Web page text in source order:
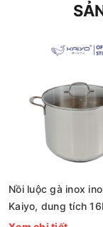
Nồi luộc gà inox
Kaiyo, dung tích
KIC-1525]